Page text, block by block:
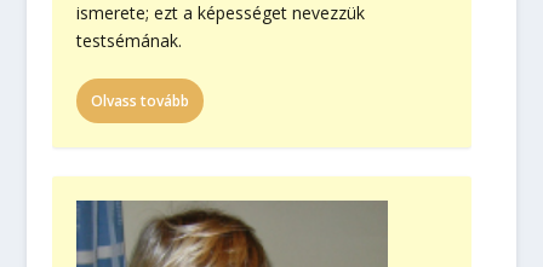
ismerete; ezt a képességet nevezzük
testsémának.
Olvass tovább